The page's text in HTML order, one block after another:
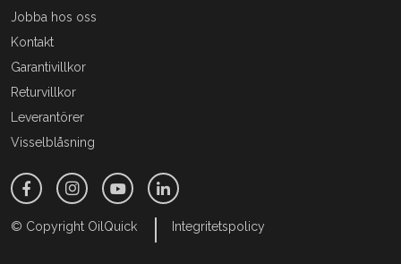
Jobba hos oss
Kontakt
Garantivillkor
Returvillkor
Leverantörer
Visselblåsning
© Copyright OilQuick Integritetspolicy